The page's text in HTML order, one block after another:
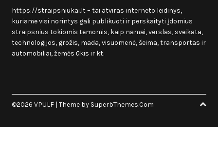
https://straipsniukai.lt– tai atviras interneto leidinys,
kuriame visi norintys gali publikuoti ir perskaityti įdomius
straipsnius tokiomis temomis, kaip namai, verslas, sveikata,
technologijos, grožis, mada, visuomenė, šeima, transportas ir
automobiliai, žemės ūkis ir kt.
©2026 VPULF | Theme by SuperbThemes.Com